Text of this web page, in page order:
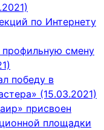
по Интернету
смену
победу в
(15.03.2021)
присвоен
площадки